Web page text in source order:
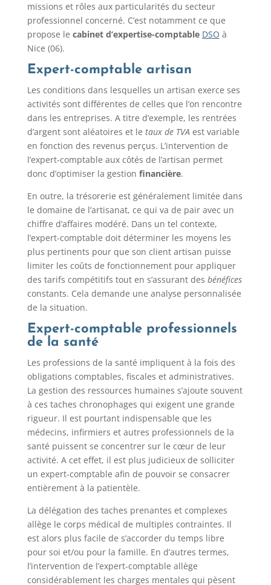
missions et rôles aux particularités du secteur
professionnel concerné. C’est notamment ce que
propose le cabinet d’expertise-comptable DSO à
Nice (06).
Expert-comptable artisan
Les conditions dans lesquelles un artisan exerce ses
activités sont différentes de celles que l’on rencontre
dans les entreprises. A titre d’exemple, les rentrées
d’argent sont aléatoires et le taux de TVA est variable
en fonction des revenus perçus. L’intervention de
l’expert-comptable aux côtés de l’artisan permet
donc d’optimiser la gestion financière.
En outre, la trésorerie est généralement limitée dans
le domaine de l’artisanat, ce qui va de pair avec un
chiffre d’affaires modéré. Dans un tel contexte,
l’expert-comptable doit déterminer les moyens les
plus pertinents pour que son client artisan puisse
limiter les coûts de fonctionnement pour appliquer
des tarifs compétitifs tout en s’assurant des bénéfices
constants. Cela demande une analyse personnalisée
de la situation.
Expert-comptable professionnels
de la santé
Les professions de la santé impliquent à la fois des
obligations comptables, fiscales et administratives.
La gestion des ressources humaines s’ajoute souvent
à ces taches chronophages qui exigent une grande
rigueur. Il est pourtant indispensable que les
médecins, infirmiers et autres professionnels de la
santé puissent se concentrer sur le cœur de leur
activité. A cet effet, il est plus judicieux de solliciter
un expert-comptable afin de pouvoir se consacrer
entièrement à la patientèle.
La délégation des taches prenantes et complexes
allège le corps médical de multiples contraintes. Il
est alors plus facile de s’accorder du temps libre
pour soi et/ou pour la famille. En d’autres termes,
l’intervention de l’expert-comptable allège
considérablement les charges mentales qui pèsent